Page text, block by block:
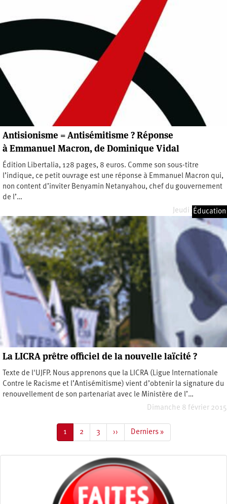
Antisionisme = Antisémitisme ? Réponse
à Emmanuel Macron, de Dominique Vidal
Édition Libertalia, 128 pages, 8 euros. Comme son sous-titre
l’indique, ce petit ouvrage est une réponse à Emmanuel Macron qui,
non content d’inviter Benyamin Netanyahou, chef du gouvernement
de l’…
Jeudi 7 juin 2018
Éducation
La LICRA prêtre officiel de la nouvelle laïcité ?
Texte de l'UJFP. Nous apprenons que la LICRA (Ligue Internationale
Contre le Racisme et l’Antisémitisme) vient d’obtenir la signature du
renouvellement de son partenariat avec le Ministère de l’…
Dimanche 8 février 2015
Page
courante
1 Page
2 Page
3
Page
suivante
››
Dernière
page
Derniers »